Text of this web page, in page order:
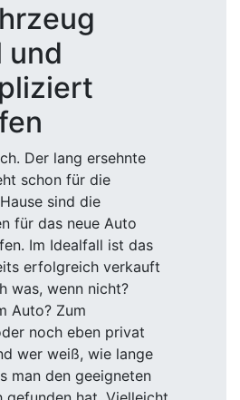
und
Der lang ersehnte
schon für die
sind die
für das neue Auto
Im Idealfall ist das
erfolgreich verkauft
was, wenn nicht?
Auto? Zum
noch eben privat
wer weiß, wie lange
man den geeigneten